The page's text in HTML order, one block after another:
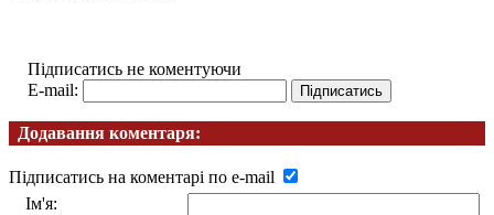
Підписатись не коментуючи
E-mail:
Додавання коментаря:
Підписатись на коментарі по e-mail
Ім'я: